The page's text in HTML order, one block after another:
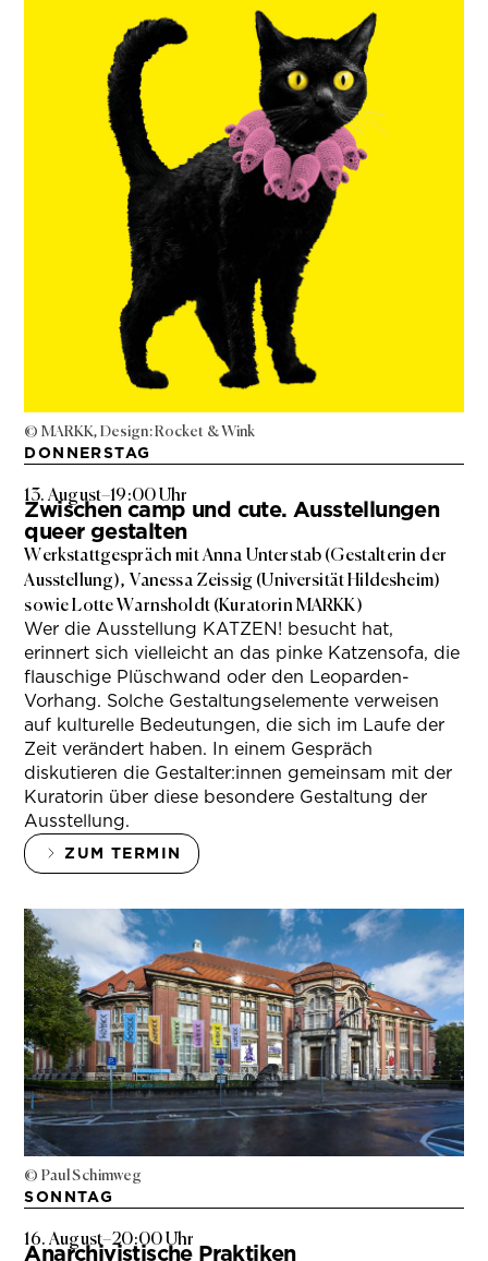
© MARKK, Design: Rocket & Wink
DONNERSTAG
13. August–19:00 Uhr
Zwischen camp und cute. Ausstellungen
queer gestalten
Werkstattgespräch mit Anna Unterstab (Gestalterin der
Ausstellung), Vanessa Zeissig (Universität Hildesheim)
sowie Lotte Warnsholdt (Kuratorin MARKK)
Wer die Ausstellung KATZEN! besucht hat,
erinnert sich vielleicht an das pinke Katzensofa, die
flauschige Plüschwand oder den Leoparden-
Vorhang. Solche Gestaltungselemente verweisen
auf kulturelle Bedeutungen, die sich im Laufe der
Zeit verändert haben. In einem Gespräch
diskutieren die Gestalter:innen gemeinsam mit der
Kuratorin über diese besondere Gestaltung der
Ausstellung.
ZUM TERMIN
© Paul Schimweg
SONNTAG
16. August–20:00 Uhr
Anarchivistische Praktiken